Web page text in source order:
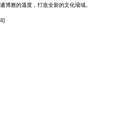
博雅的溫度，打造全新的文化場域。